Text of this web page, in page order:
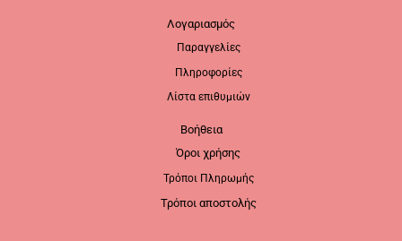
Λογαριασμός
Παραγγελίες
Πληροφορίες
Λίστα επιθυμιών
Βοήθεια
Όροι χρήσης
Τρόποι Πληρωμής
Τρόποι αποστολής